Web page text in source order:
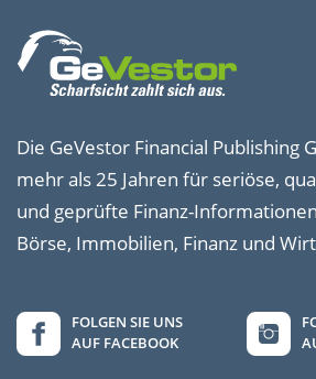
Die GeVestor Financial Publishing
mehr als 25 Jahren für seriöse,
und geprüfte Finanz-
Börse, Immobilien, Finanz und
FOLGEN SIE UNS
AUF FACEBOOK